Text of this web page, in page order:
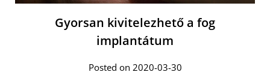
Gyorsan kivitelezhető a fog
implantátum
Posted on 2020-03-30